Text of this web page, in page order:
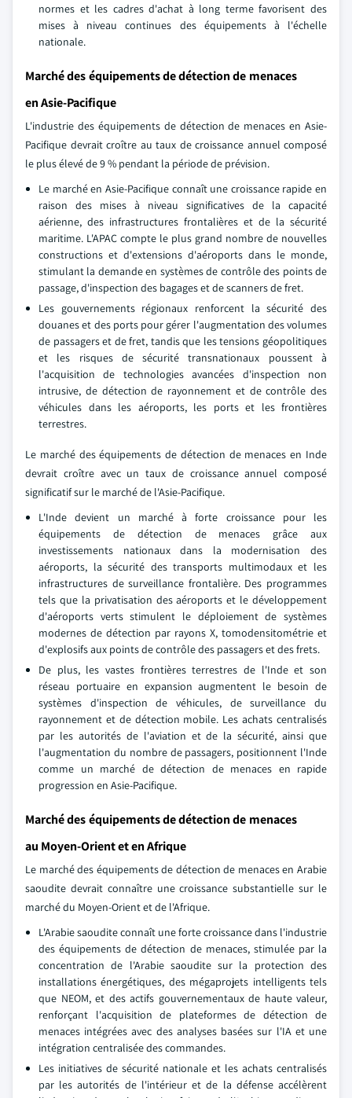
normes et les cadres d'achat à long terme favorisent des
mises à niveau continues des équipements à l'échelle
nationale.
Marché des équipements de détection de menaces
en Asie-Pacifique
L'industrie des équipements de détection de menaces en Asie-
Pacifique devrait croître au taux de croissance annuel composé
le plus élevé de 9 % pendant la période de prévision.
Le marché en Asie-Pacifique connaît une croissance rapide en
raison des mises à niveau significatives de la capacité
aérienne, des infrastructures frontalières et de la sécurité
maritime. L'APAC compte le plus grand nombre de nouvelles
constructions et d'extensions d'aéroports dans le monde,
stimulant la demande en systèmes de contrôle des points de
passage, d'inspection des bagages et de scanners de fret.
Les gouvernements régionaux renforcent la sécurité des
douanes et des ports pour gérer l'augmentation des volumes
de passagers et de fret, tandis que les tensions géopolitiques
et les risques de sécurité transnationaux poussent à
l'acquisition de technologies avancées d'inspection non
intrusive, de détection de rayonnement et de contrôle des
véhicules dans les aéroports, les ports et les frontières
terrestres.
Le marché des équipements de détection de menaces en Inde
devrait croître avec un taux de croissance annuel composé
significatif sur le marché de l'Asie-Pacifique.
L'Inde devient un marché à forte croissance pour les
équipements de détection de menaces grâce aux
investissements nationaux dans la modernisation des
aéroports, la sécurité des transports multimodaux et les
infrastructures de surveillance frontalière. Des programmes
tels que la privatisation des aéroports et le développement
d'aéroports verts stimulent le déploiement de systèmes
modernes de détection par rayons X, tomodensitométrie et
d'explosifs aux points de contrôle des passagers et des frets.
De plus, les vastes frontières terrestres de l'Inde et son
réseau portuaire en expansion augmentent le besoin de
systèmes d'inspection de véhicules, de surveillance du
rayonnement et de détection mobile. Les achats centralisés
par les autorités de l'aviation et de la sécurité, ainsi que
l'augmentation du nombre de passagers, positionnent l'Inde
comme un marché de détection de menaces en rapide
progression en Asie-Pacifique.
Marché des équipements de détection de menaces
au Moyen-Orient et en Afrique
Le marché des équipements de détection de menaces en Arabie
saoudite devrait connaître une croissance substantielle sur le
marché du Moyen-Orient et de l'Afrique.
L'Arabie saoudite connaît une forte croissance dans l'industrie
des équipements de détection de menaces, stimulée par la
concentration de l'Arabie saoudite sur la protection des
installations énergétiques, des mégaprojets intelligents tels
que NEOM, et des actifs gouvernementaux de haute valeur,
renforçant l'acquisition de plateformes de détection de
menaces intégrées avec des analyses basées sur l'IA et une
intégration centralisée des commandes.
Les initiatives de sécurité nationale et les achats centralisés
par les autorités de l'intérieur et de la défense accélèrent